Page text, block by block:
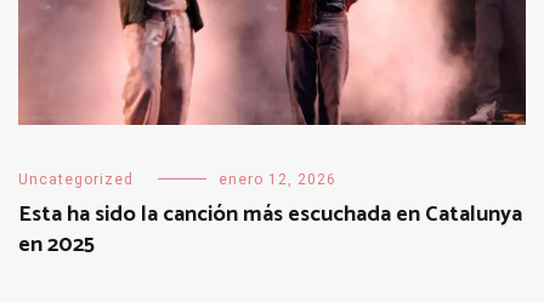
Uncategorized enero 12, 2026
Esta ha sido la canción más escuchada en Catalunya
en 2025